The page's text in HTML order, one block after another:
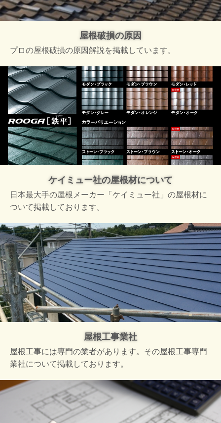
屋根破損の原因
プロの屋根破損の原因解説を掲載しています。
ケイミュー社の屋根材について
日本最大手の屋根メーカー「ケイミュー社」の屋根材に
ついて掲載しております。
屋根工事業社
屋根工事には専門の業者があります。その屋根工事専門
業社について掲載しております。